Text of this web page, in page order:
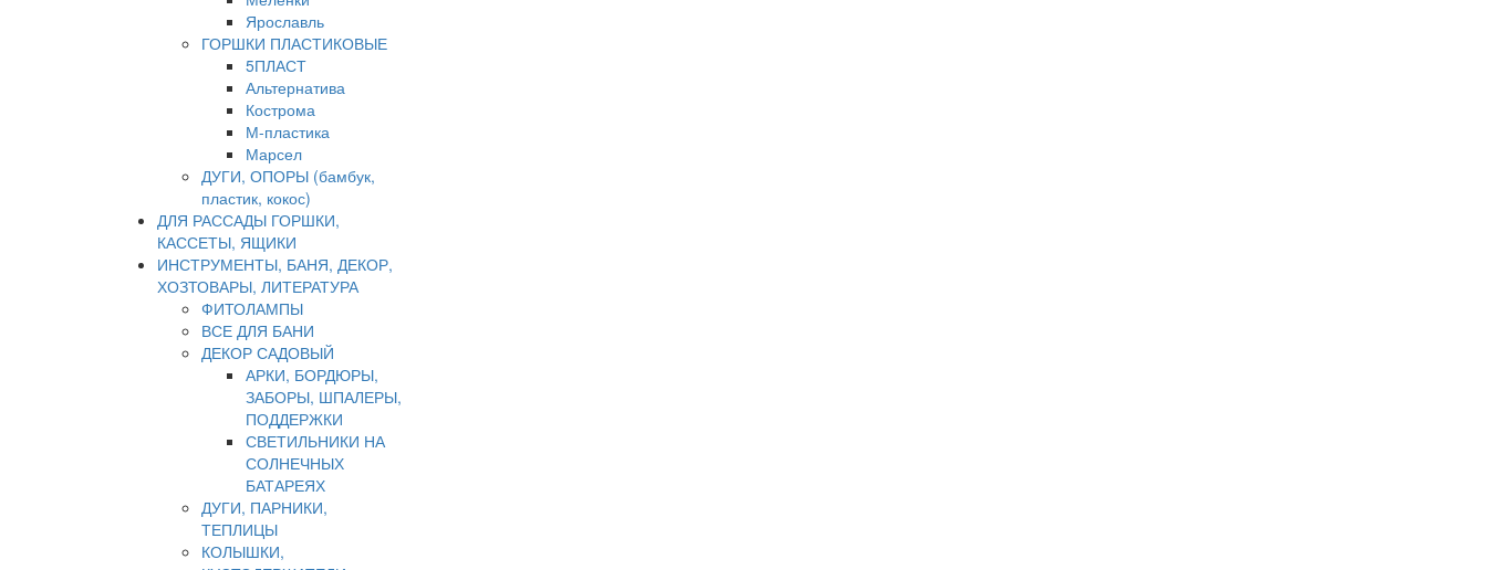
Ярославль
ГОРШКИ ПЛАСТИКОВЫЕ
5ПЛАСТ
Альтернатива
Кострома
М-пластика
Марсел
ДУГИ, ОПОРЫ (бамбук,
пластик, кокос)
ДЛЯ РАССАДЫ ГОРШКИ,
КАССЕТЫ, ЯЩИКИ
ИНСТРУМЕНТЫ, БАНЯ, ДЕКОР,
ХОЗТОВАРЫ, ЛИТЕРАТУРА
ФИТОЛАМПЫ
ВСЕ ДЛЯ БАНИ
ДЕКОР САДОВЫЙ
АРКИ, БОРДЮРЫ,
ЗАБОРЫ, ШПАЛЕРЫ,
ПОДДЕРЖКИ
СВЕТИЛЬНИКИ НА
СОЛНЕЧНЫХ
БАТАРЕЯХ
ДУГИ, ПАРНИКИ,
ТЕПЛИЦЫ
КОЛЫШКИ,